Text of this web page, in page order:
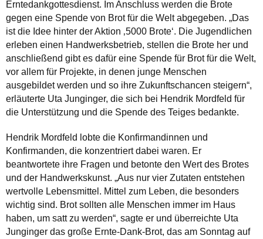
Erntedankgottesdienst. Im Anschluss werden die Brote
gegen eine Spende von Brot für die Welt abgegeben. „Das
ist die Idee hinter der Aktion ‚5000 Brote‘. Die Jugendlichen
erleben einen Handwerksbetrieb, stellen die Brote her und
anschließend gibt es dafür eine Spende für Brot für die Welt,
vor allem für Projekte, in denen junge Menschen
ausgebildet werden und so ihre Zukunftschancen steigern“,
erläuterte Uta Junginger, die sich bei Hendrik Mordfeld für
die Unterstützung und die Spende des Teiges bedankte.
Hendrik Mordfeld lobte die Konfirmandinnen und
Konfirmanden, die konzentriert dabei waren. Er
beantwortete ihre Fragen und betonte den Wert des Brotes
und der Handwerkskunst. „Aus nur vier Zutaten entstehen
wertvolle Lebensmittel. Mittel zum Leben, die besonders
wichtig sind. Brot sollten alle Menschen immer im Haus
haben, um satt zu werden“, sagte er und überreichte Uta
Junginger das große Ernte-Dank-Brot, das am Sonntag auf